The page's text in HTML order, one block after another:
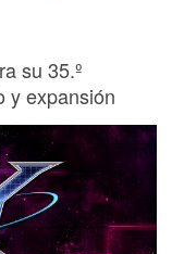
su 35.º
y expansión